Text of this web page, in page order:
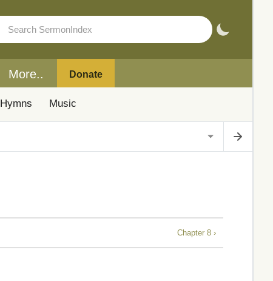
More.. Donate
Hymns Music
Chapter 8 ›